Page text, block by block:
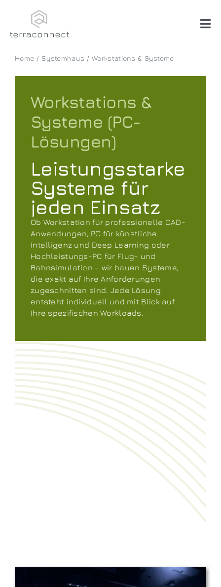
content
Systemhaus
Beratung
Home Systemhaus Workstations & Systeme
Workstations &
Systeme (PC-
Lösungen)
Leistungsstarke
Systeme für
jeden Einsatz
Ob Workstation für professionelle CAD-
Anwendungen, PC für künstliche
Intelligenz und Deep Learning oder
Hochleistungs-PC für Flug- und
Bahnsimulation – wir bauen Systeme,
die exakt auf Ihre Anforderungen
zugeschnitten sind. Jede Lösung
entsteht individuell und mit Blick auf
Ihre spezifischen Workloads.